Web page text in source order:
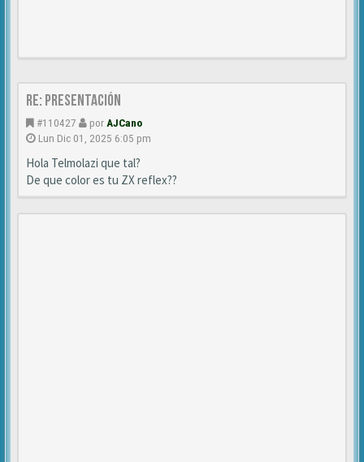
Re: Presentación
#110427 por AJCano
Lun Dic 01, 2025 6:05 pm
Hola Telmolazi que tal?
De que color es tu ZX reflex??